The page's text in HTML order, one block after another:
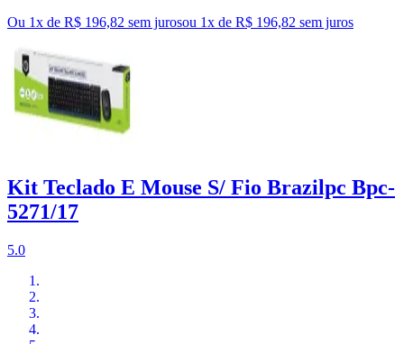
Ou 1x de R$ 196,82 sem jurosou 1x de R$ 196,82 sem juros
Kit Teclado E Mouse S/ Fio Brazilpc Bpc-
5271/17
5.0